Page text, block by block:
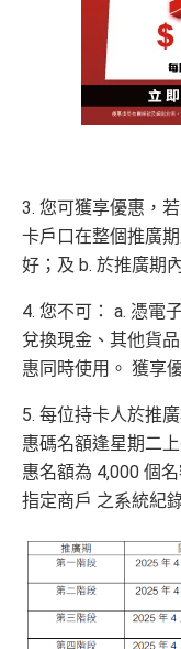
3. 您可獲享優惠，
卡戶口在整個推廣
好；及 b. 於推廣期
4. 您不可： a. 憑電
兌換現金、其他貨
惠同時使用。 獲享
5. 每位持卡人於推
惠碼名額逢星期二
惠名額為 4,000 個
指定商戶 之系統紀